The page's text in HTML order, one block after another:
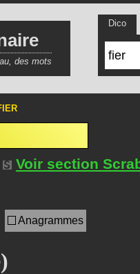
des mots
Dico
Voir section
Anagrammes